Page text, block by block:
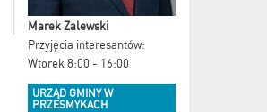
Marek Zalewski
Przyjęcia interesantów:
Wtorek 8:00 - 16:00
URZĄD GMINY W
PRZESMYKACH